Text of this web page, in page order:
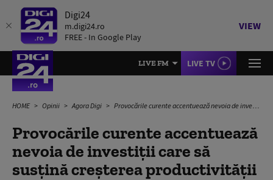
Digi24
m.digi24.ro
FREE - In Google Play
VIEW
LIVE FM LIVE TV
HOME Opinii Agora Digi Provocările curente accentuează nevoia de investiții care să susțină creșterea productivității
Provocările curente accentuează
nevoia de investiții care să
susțină creșterea productivității